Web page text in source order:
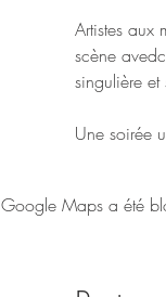
Artistes
scène
singulière
Une soirée
Google Maps a été